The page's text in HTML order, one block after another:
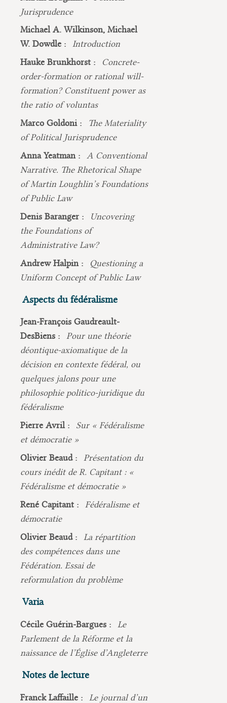
Jurisprudence
Michael A. Wilkinson, Michael
W. Dowdle :
Introduction
Hauke Brunkhorst :
Concrete-
order-formation or rational will-
formation? Constituent power as
the ratio of voluntas
Marco Goldoni :
The Materiality
of Political Jurisprudence
Anna Yeatman :
A Conventional
Narrative. The Rhetorical Shape
of Martin Loughlin’s Foundations
of Public Law
Denis Baranger :
Uncovering
the Foundations of
Administrative Law?
Andrew Halpin :
Questioning a
Uniform Concept of Public Law
Aspects du fédéralisme
Jean-François Gaudreault-
DesBiens :
Pour une théorie
déontique-axiomatique de la
décision en contexte fédéral, ou
quelques jalons pour une
philosophie politico-juridique du
fédéralisme
Pierre Avril :
Sur « Fédéralisme
et démocratie »
Olivier Beaud :
Présentation du
cours inédit de R. Capitant : «
Fédéralisme et démocratie »
René Capitant :
Fédéralisme et
démocratie
Olivier Beaud :
La répartition
des compétences dans une
Fédération. Essai de
reformulation du problème
Varia
Cécile Guérin-Bargues :
Le
Parlement de la Réforme et la
naissance de l’Église d’Angleterre
Notes de lecture
Franck Laffaille :
Le journal d’un